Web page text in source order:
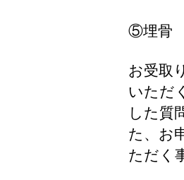
⑤埋骨
お受取
いただ
した質
た、お
ただく